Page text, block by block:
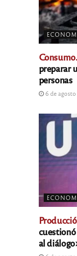
Consumo.
preparar
personas
6 de agosto
al